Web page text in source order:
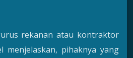
rekanan atau kontraktor
menjelaskan, pihaknya yang